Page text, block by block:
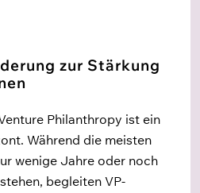
zur Stärkung
Philanthropy ist ein
Während die meisten
wenige Jahre oder noch
begleiten VP-